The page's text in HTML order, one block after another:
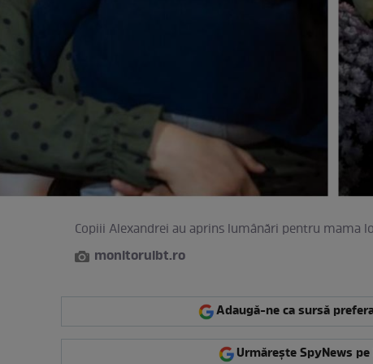
Copiii Alexandrei au aprins lumânări pentru mama
monitorulbt.ro
Adaugă-ne ca sursă
Urmărește SpyNews